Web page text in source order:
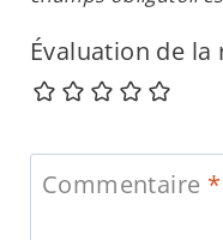
Évaluation de la
Commentaire *